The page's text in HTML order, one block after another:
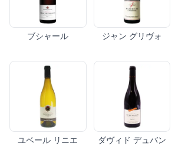
ブシャール ジャン グリヴォ
ユベール リニエ ダヴィド デュバン